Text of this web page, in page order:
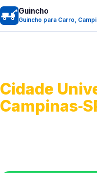
Guincho
Guincho para Carro,
Cidade